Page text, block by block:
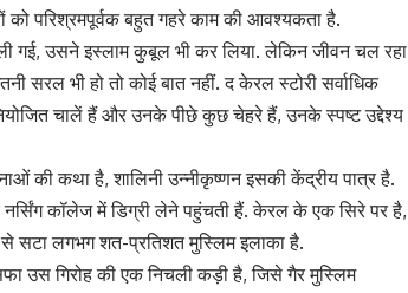
को परिश्रमपूर्वक बहुत गहरे काम की आवश्यकता है.
गई, उसने इस्लाम कुबूल भी कर लिया. लेकिन जीवन चल रहा
सरल भी हो तो कोई बात नहीं. द केरल स्टोरी सर्वाधिक
चालें हैं और उनके पीछे कुछ चेहरे हैं, उनके स्पष्ट उद्देश्य
की कथा है, शालिनी उन्नीकृष्णन इसकी केंद्रीय पात्र है.
कॉलेज में डिग्री लेने पहुंचती हैं. केरल के एक सिरे पर है,
सटा लगभग शत-प्रतिशत मुस्लिम इलाका है.
उस गिरोह की एक निचली कड़ी है, जिसे गैर मुस्लिम